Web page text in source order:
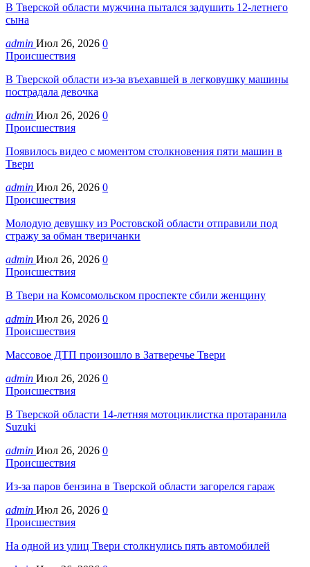
В Тверской области мужчина пытался задушить 12-летнего
сына
admin Июл 26, 2026 0
Происшествия
В Тверской области из-за въехавшей в легковушку машины
пострадала девочка
admin Июл 26, 2026 0
Происшествия
Появилось видео с моментом столкновения пяти машин в
Твери
admin Июл 26, 2026 0
Происшествия
Молодую девушку из Ростовской области отправили под
стражу за обман тверичанки
admin Июл 26, 2026 0
Происшествия
В Твери на Комсомольском проспекте сбили женщину
admin Июл 26, 2026 0
Происшествия
Массовое ДТП произошло в Затверечье Твери
admin Июл 26, 2026 0
Происшествия
В Тверской области 14-летняя мотоциклистка протаранила
Suzuki
admin Июл 26, 2026 0
Происшествия
Из-за паров бензина в Тверской области загорелся гараж
admin Июл 26, 2026 0
Происшествия
На одной из улиц Твери столкнулись пять автомобилей